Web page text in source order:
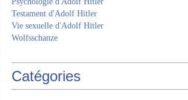
Testament d'Adolf Hitler
Vie sexuelle d'Adolf Hitler
Wolfsschanze
Catégories